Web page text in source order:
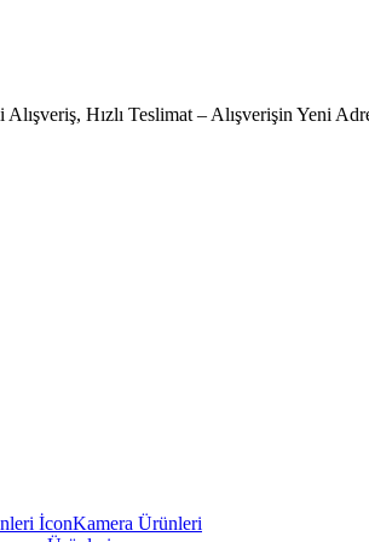
Hızlı Teslimat – Alışverişin Yeni
Kamera Ürünleri